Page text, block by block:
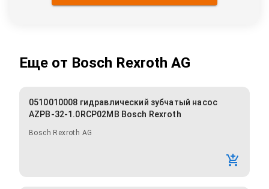
Еще от Bosch Rexroth AG
0510010008 гидравлический зубчатый насос
AZPB-32-1.0RCP02MB Bosch Rexroth
Bosch Rexroth AG